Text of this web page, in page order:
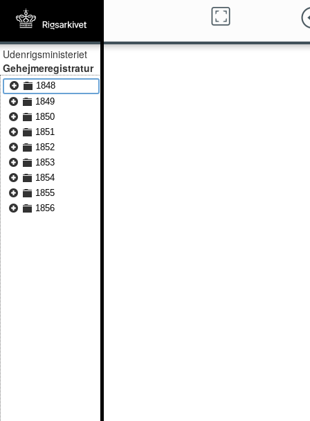
Udenrigsministeriet
Gehejmeregistratur
1848
1849
1850
1851
1852
1853
1854
1855
1856